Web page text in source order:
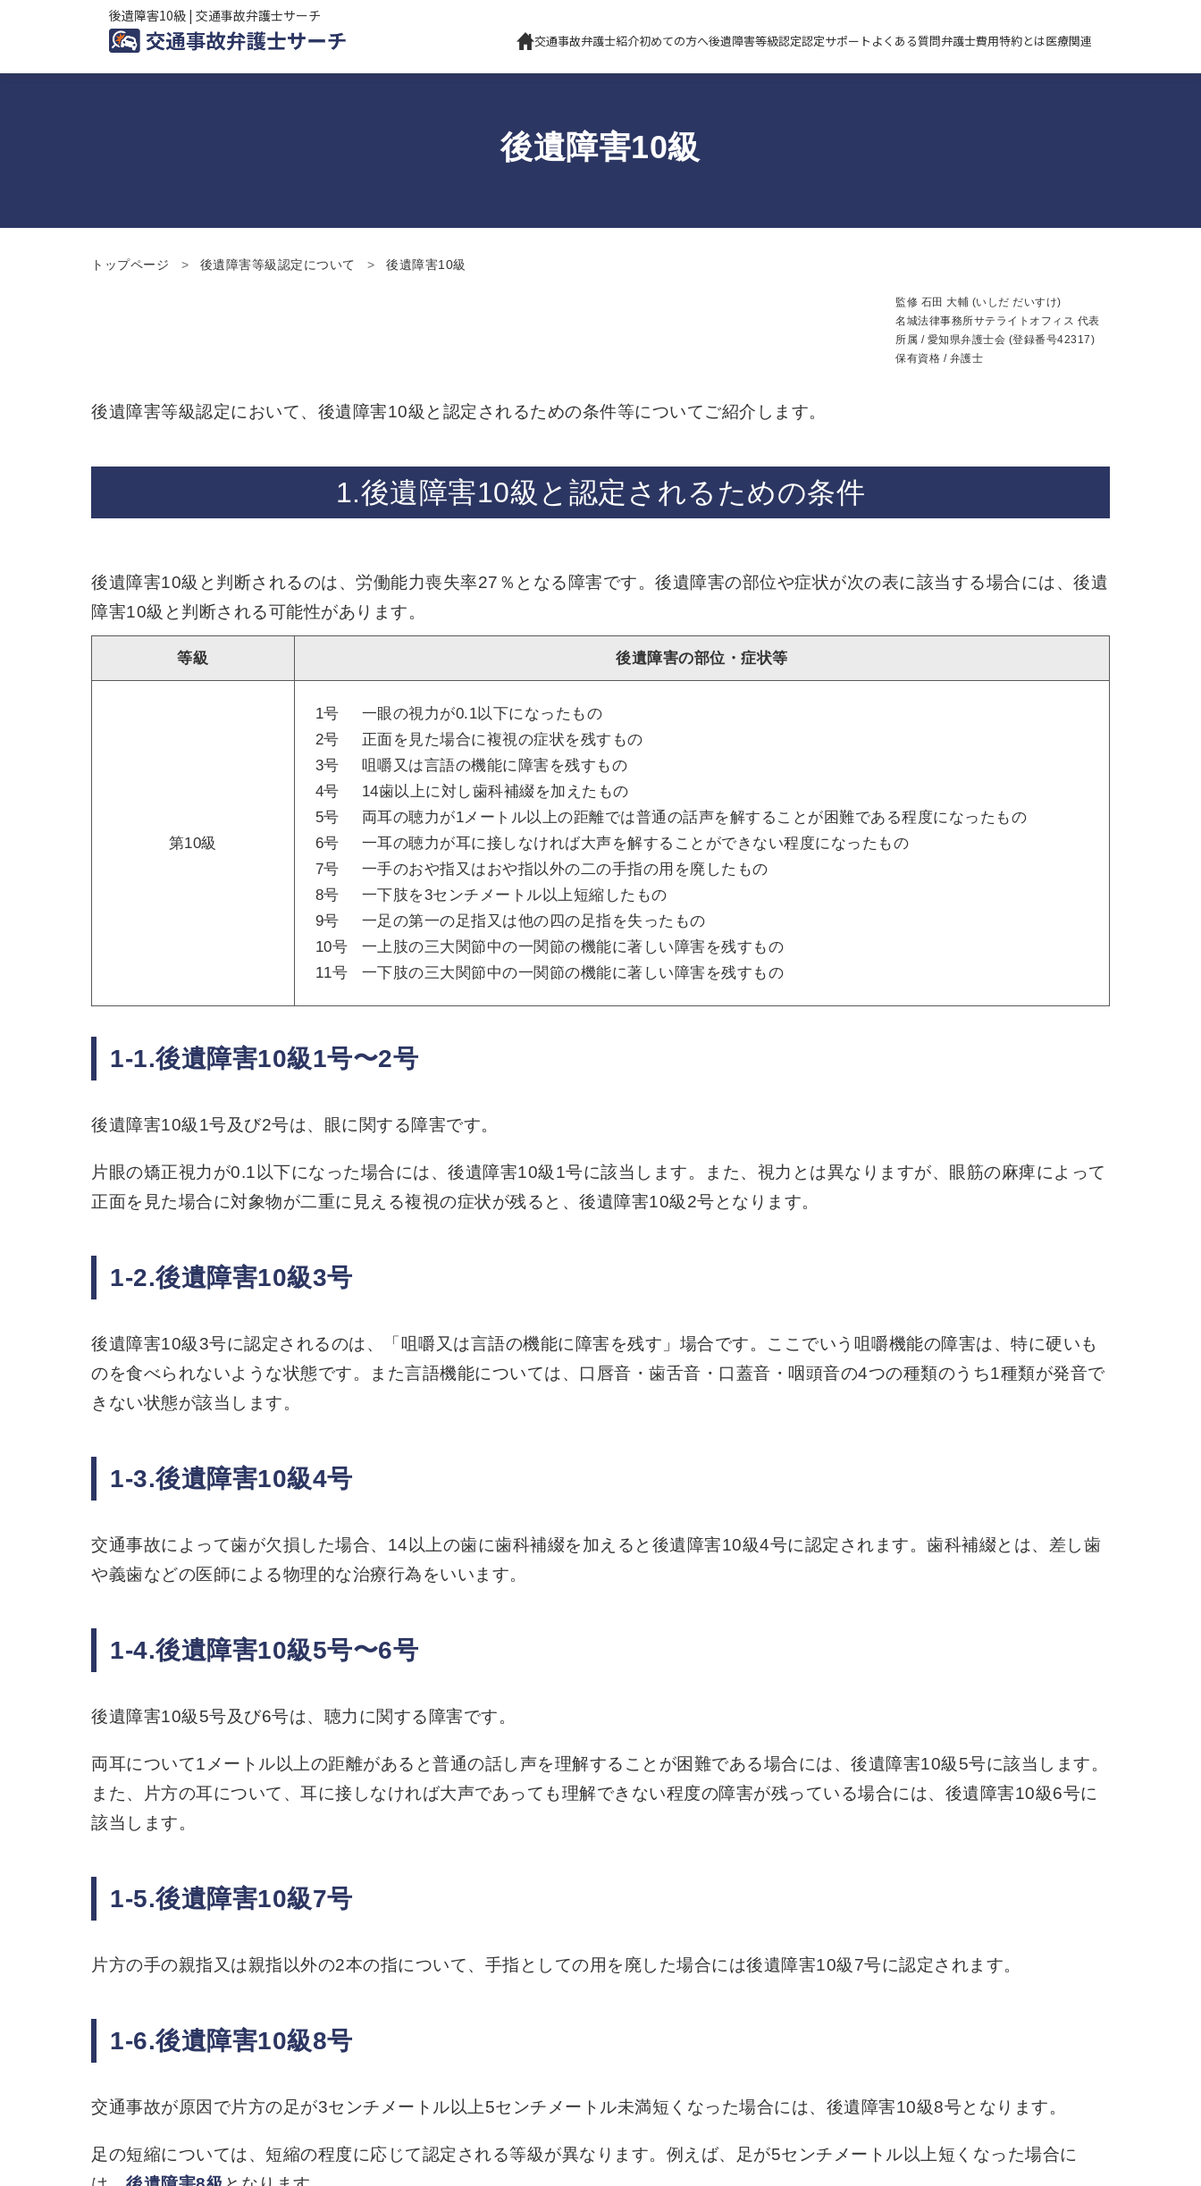
後遺障害10級 | 交通事故弁護士サーチ
交通事故弁護士紹介初めての方へ後遺障害等級認定認定サポート よくある質問弁護士費用特約とは医療関連
後遺障害10級
トップページ 後遺障害等級認定について 後遺障害10級
監修 石田 大輔 (いしだ だいすけ)
名城法律事務所サテライトオフィス 代表
所属 / 愛知県弁護士会 (登録番号42317)
保有資格 / 弁護士
後遺障害等級認定において、後遺障害10級と認定されるための条件等についてご紹介します。
1.後遺障害10級と認定されるための条件
後遺障害10級と判断されるのは、労働能力喪失率27％となる障害です。後遺障害の部位や症状が次の表に該当する場合には、後遺
障害10級と判断される可能性があります。
等級 後遺障害の部位・症状等
第10級
1号
一眼の視力が0.1以下になったもの
2号
正面を見た場合に複視の症状を残すもの
3号
咀嚼又は言語の機能に障害を残すもの
4号
14歯以上に対し歯科補綴を加えたもの
5号
両耳の聴力が1メートル以上の距離では普通の話声を解することが困難である程度になったもの
6号
一耳の聴力が耳に接しなければ大声を解することができない程度になったもの
7号
一手のおや指又はおや指以外の二の手指の用を廃したもの
8号
一下肢を3センチメートル以上短縮したもの
9号
一足の第一の足指又は他の四の足指を失ったもの
10号
一上肢の三大関節中の一関節の機能に著しい障害を残すもの
11号
一下肢の三大関節中の一関節の機能に著しい障害を残すもの
1-1.後遺障害10級1号〜2号
後遺障害10級1号及び2号は、眼に関する障害です。
片眼の矯正視力が0.1以下になった場合には、後遺障害10級1号に該当します。また、視力とは異なりますが、眼筋の麻痺によって
正面を見た場合に対象物が二重に見える複視の症状が残ると、後遺障害10級2号となります。
1-2.後遺障害10級3号
後遺障害10級3号に認定されるのは、「咀嚼又は言語の機能に障害を残す」場合です。ここでいう咀嚼機能の障害は、特に硬いも
のを食べられないような状態です。また言語機能については、口唇音・歯舌音・口蓋音・咽頭音の4つの種類のうち1種類が発音で
きない状態が該当します。
1-3.後遺障害10級4号
交通事故によって歯が欠損した場合、14以上の歯に歯科補綴を加えると後遺障害10級4号に認定されます。歯科補綴とは、差し歯
や義歯などの医師による物理的な治療行為をいいます。
1-4.後遺障害10級5号〜6号
後遺障害10級5号及び6号は、聴力に関する障害です。
両耳について1メートル以上の距離があると普通の話し声を理解することが困難である場合には、後遺障害10級5号に該当します。
また、片方の耳について、耳に接しなければ大声であっても理解できない程度の障害が残っている場合には、後遺障害10級6号に
該当します。
1-5.後遺障害10級7号
片方の手の親指又は親指以外の2本の指について、手指としての用を廃した場合には後遺障害10級7号に認定されます。
1-6.後遺障害10級8号
交通事故が原因で片方の足が3センチメートル以上5センチメートル未満短くなった場合には、後遺障害10級8号となります。
足の短縮については、短縮の程度に応じて認定される等級が異なります。例えば、足が5センチメートル以上短くなった場合に